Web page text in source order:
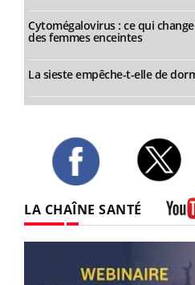
Cytomégalovirus : ce qui
des femmes enceintes
La sieste empêche-t-elle de
LA CHAÎNE SANTÉ